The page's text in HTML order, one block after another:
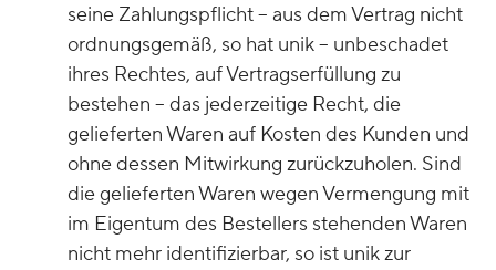
seine Zahlungspflicht – aus dem Vertrag nicht
ordnungsgemäß, so hat unik – unbeschadet
ihres Rechtes, auf Vertragserfüllung zu
bestehen – das jederzeitige Recht, die
gelieferten Waren auf Kosten des Kunden und
ohne dessen Mitwirkung zurückzuholen. Sind
die gelieferten Waren wegen Vermengung mit
im Eigentum des Bestellers stehenden Waren
nicht mehr identifizierbar, so ist unik zur